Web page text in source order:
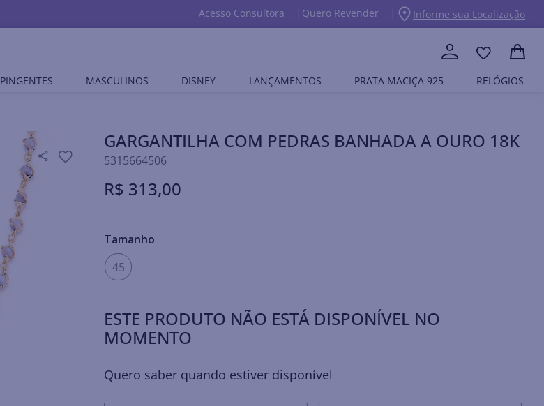
Acesso Consultora Quero Revender Informe sua Localização
PINGENTES MASCULINOS DISNEY LANÇAMENTOS PRATA MACIÇA 925 RELÓGIOS
GARGANTILHA COM PEDRAS BANHADA A OURO 18K
5315664506
R$ 313,00
Tamanho
45
ESTE PRODUTO NÃO ESTÁ DISPONÍVEL NO
MOMENTO
Quero saber quando estiver disponível